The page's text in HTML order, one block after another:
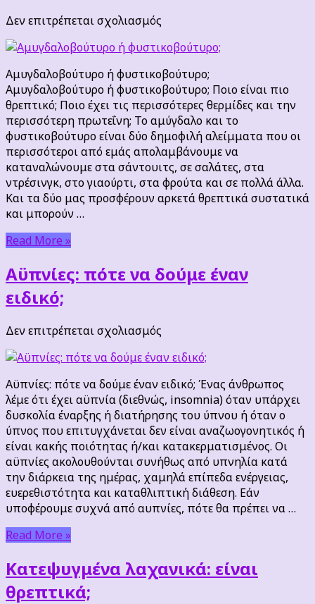
Δεν επιτρέπεται σχολιασμός
ή
φυστικοβούτυρο;
Αμυγδαλοβούτυρο ή φυστικοβούτυρο;
Αμυγδαλοβούτυρο ή φυστικοβούτυρο; Ποιο είναι πιο
θρεπτικό; Ποιο έχει τις περισσότερες θερμίδες και την
περισσότερη πρωτεΐνη; Το αμύγδαλο και το
φυστικοβούτυρο είναι δύο δημοφιλή αλείμματα που οι
περισσότεροι από εμάς απολαμβάνουμε να
καταναλώνουμε στα σάντουιτς, σε σαλάτες, στα
ντρέσινγκ, στο γιαούρτι, στα φρούτα και σε πολλά άλλα.
Και τα δύο μας προσφέρουν αρκετά θρεπτικά συστατικά
και μπορούν …
Read More »
Aϋπνίες: πότε να δούμε έναν
ειδικό;
Δεν επιτρέπεται σχολιασμός
πότε
να
δούμε
έναν
ειδικό;
Aϋπνίες: πότε να δούμε έναν ειδικό; Ένας άνθρωπος
λέμε ότι έχει αϋπνία (διεθνώς, insomnia) όταν υπάρχει
δυσκολία έναρξης ή διατήρησης του ύπνου ή όταν ο
ύπνος που επιτυγχάνεται δεν είναι αναζωογονητικός ή
είναι κακής ποιότητας ή/και κατακερματισμένος. Οι
αϋπνίες ακολουθούνται συνήθως από υπνηλία κατά
την διάρκεια της ημέρας, χαμηλά επίπεδα ενέργειας,
ευερεθιστότητα και καταθλιπτική διάθεση. Εάν
υποφέρουμε συχνά από αυπνίες, πότε θα πρέπει να …
Read More »
Κατεψυγμένα λαχανικά: είναι
θρεπτικά;